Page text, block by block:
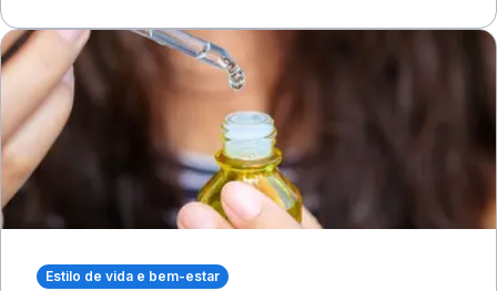
Estilo de vida e bem-estar